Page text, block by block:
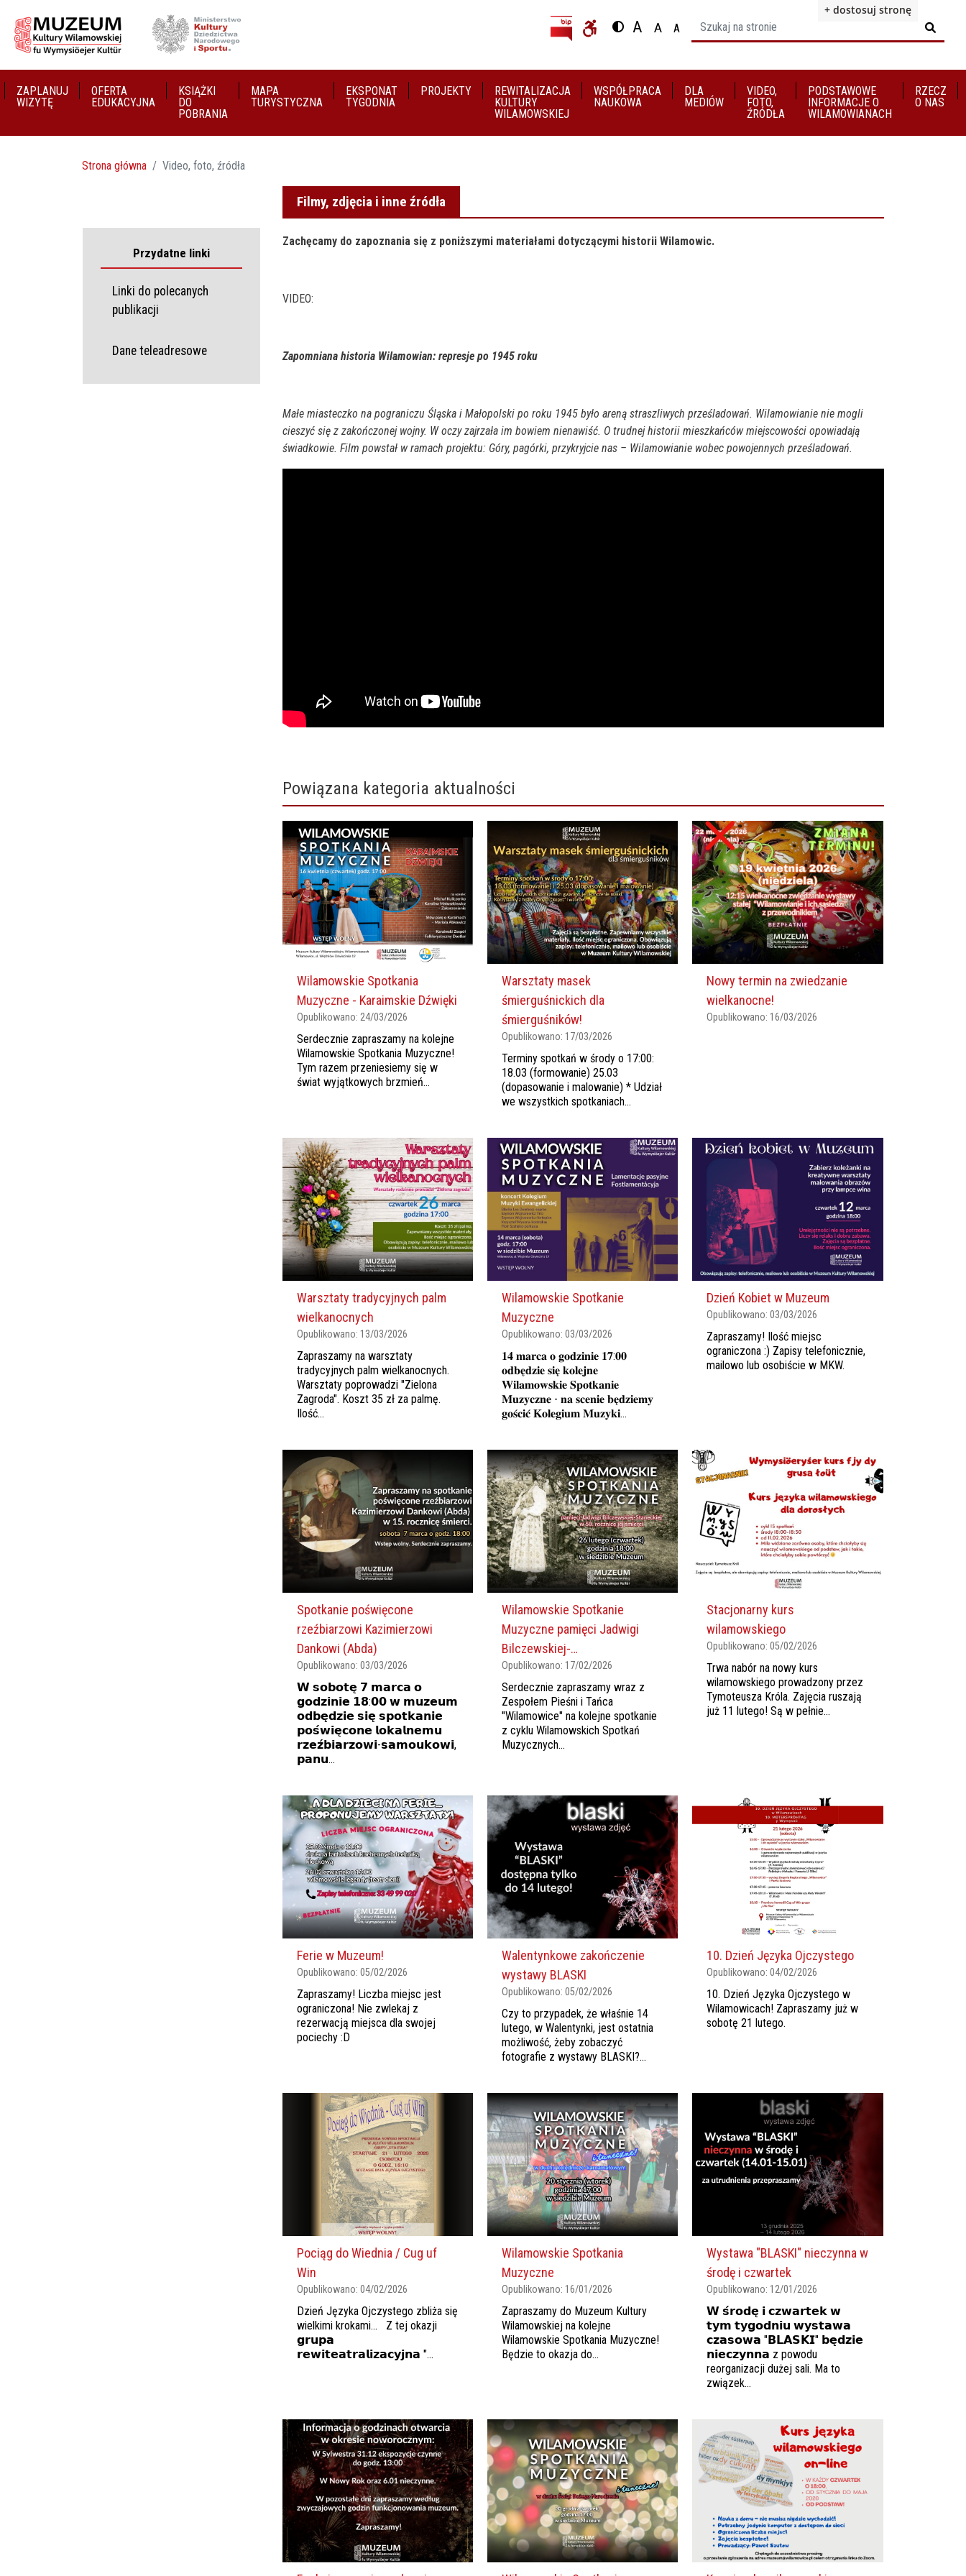
+ dostosuj stronę
Przełącz na motyw wysokiej widoczności
A
A
Ustaw rozmiar czcionki na 125%
A
Ustaw rozmiar czcionki na 100%

ZAPLANUJ
WIZYTĘ
OFERTA
EDUKACYJNA
KSIĄŻKI
DO
POBRANIA
MAPA
TURYSTYCZNA
EKSPONAT
TYGODNIA
PROJEKTY
REWITALIZACJA
KULTURY
WILAMOWSKIEJ
WSPÓŁPRACA
NAUKOWA
DLA
MEDIÓW
VIDEO,
FOTO,
ŹRÓDŁA
​​​​​​​PODSTAWOWE
INFORMACJE O
WILAMOWIANACH
RZECZ
O NAS
Strona główna Video, foto, źródła
Filmy, zdjęcia i inne źródła
Zachęcamy do zapoznania się z poniższymi materiałami dotyczącymi historii Wilamowic.
VIDEO:
Zapomniana historia Wilamowian: represje po 1945 roku
Małe miasteczko na pograniczu Śląska i Małopolski po roku 1945 było areną straszliwych prześladowań. Wilamowianie nie mogli
cieszyć się z zakończonej wojny. W oczy zajrzała im bowiem nienawiść. O trudnej historii mieszkańców miejscowości opowiadają
świadkowie. Film powstał w ramach projektu: Góry, pagórki, przykryjcie nas – Wilamowianie wobec powojennych prześladowań.
Powiązana kategoria aktualności
Wilamowskie Spotkania
Muzyczne - Karaimskie Dźwięki
Opublikowano: 24/03/2026
Serdecznie zapraszamy na kolejne
Wilamowskie Spotkania Muzyczne!
Tym razem przeniesiemy się w
świat wyjątkowych brzmień...
Warsztaty masek
śmierguśnickich dla
śmierguśników!
Opublikowano: 17/03/2026
Terminy spotkań w środy o 17:00:
18.03 (formowanie) 25.03
(dopasowanie i malowanie) * Udział
we wszystkich spotkaniach...
Nowy termin na zwiedzanie
wielkanocne!
Opublikowano: 16/03/2026
Warsztaty tradycyjnych palm
wielkanocnych
Opublikowano: 13/03/2026
Zapraszamy na warsztaty
tradycyjnych palm wielkanocnych.
Warsztaty poprowadzi "Zielona
Zagroda". Koszt 35 zł za palmę.
Ilość...
Wilamowskie Spotkanie
Muzyczne
Opublikowano:03/03/2026
𝟏𝟒 𝐦𝐚𝐫𝐜𝐚 𝐨 𝐠𝐨𝐝𝐳𝐢𝐧𝐢𝐞 𝟏𝟕:𝟎𝟎
𝐨𝐝𝐛𝐞̨𝐝𝐳𝐢𝐞 𝐬𝐢𝐞̨ 𝐤𝐨𝐥𝐞𝐣𝐧𝐞
𝐖𝐢𝐥𝐚𝐦𝐨𝐰𝐬𝐤𝐢𝐞 𝐒𝐩𝐨𝐭𝐤𝐚𝐧𝐢𝐞
𝐌𝐮𝐳𝐲𝐜𝐳𝐧𝐞 - 𝐧𝐚 𝐬𝐜𝐞𝐧𝐢𝐞 𝐛𝐞̨𝐝𝐳𝐢𝐞𝐦𝐲
𝐠𝐨𝐬́𝐜𝐢𝐜́ 𝐊𝐨𝐥𝐞𝐠𝐢𝐮𝐦 𝐌𝐮𝐳𝐲𝐤𝐢...
Dzień Kobiet w Muzeum
Opublikowano:03/03/2026
Zapraszamy! Ilość miejsc
ograniczona :) Zapisy telefonicznie,
mailowo lub osobiście w MKW.
Spotkanie poświęcone
rzeźbiarzowi Kazimierzowi
Dankowi (Abda)
Opublikowano: 03/03/2026
𝗪 𝘀𝗼𝗯𝗼𝘁𝗲̨ 𝟳 𝗺𝗮𝗿𝗰𝗮 𝗼
𝗴𝗼𝗱𝘇𝗶𝗻𝗶𝗲 𝟭𝟴:𝟬𝟬 𝘄 𝗺𝘂𝘇𝗲𝘂𝗺
𝗼𝗱𝗯𝗲̨𝗱𝘇𝗶𝗲 𝘀𝗶𝗲̨ 𝘀𝗽𝗼𝘁𝗸𝗮𝗻𝗶𝗲
𝗽𝗼𝘀́𝘄𝗶𝗲̨𝗰𝗼𝗻𝗲 𝗹𝗼𝗸𝗮𝗹𝗻𝗲𝗺𝘂
𝗿𝘇𝗲𝘇́𝗯𝗶𝗮𝗿𝘇𝗼𝘄𝗶-𝘀𝗮𝗺𝗼𝘂𝗸𝗼𝘄𝗶,
𝗽𝗮𝗻𝘂...
Wilamowskie Spotkanie
Muzyczne pamięci Jadwigi
Bilczewskiej-…
Opublikowano: 17/02/2026
Serdecznie zapraszamy wraz z
Zespołem Pieśni i Tańca
"Wilamowice" na kolejne spotkanie
z cyklu Wilamowskich Spotkań
Muzycznych...
Stacjonarny kurs
wilamowskiego
Opublikowano:05/02/2026
Trwa nabór na nowy kurs
wilamowskiego prowadzony przez
Tymoteusza Króla. Zajęcia ruszają
już 11 lutego! Są w pełnie...
Ferie w Muzeum!
Opublikowano: 05/02/2026
Zapraszamy! Liczba miejsc jest
ograniczona! Nie zwlekaj z
rezerwacją miejsca dla swojej
pociechy :D
Walentynkowe zakończenie
wystawy BLASKI
Opublikowano:05/02/2026
Czy to przypadek, że właśnie 14
lutego, w Walentynki, jest ostatnia
możliwość, żeby zobaczyć
fotografie z wystawy BLASKI?...
10. Dzień Języka Ojczystego
Opublikowano:04/02/2026
10. Dzień Języka Ojczystego w
Wilamowicach! Zapraszamy już w
sobotę 21 lutego.
Pociąg do Wiednia / Cug uf
Win
Opublikowano: 04/02/2026
Dzień Języka Ojczystego zbliża się
wielkimi krokami... Z tej okazji
𝗴𝗿𝘂𝗽𝗮
𝗿𝗲𝘄𝗶𝘁𝗲𝗮𝘁𝗿𝗮𝗹𝗶𝘇𝗮𝗰𝘆𝗷𝗻𝗮 "...
Wilamowskie Spotkania
Muzyczne
Opublikowano: 16/01/2026
Zapraszamy do Muzeum Kultury
Wilamowskiej na kolejne
Wilamowskie Spotkania Muzyczne!
Będzie to okazja do...
Wystawa "BLASKI" nieczynna w
środę i czwartek
Opublikowano: 12/01/2026
𝗪 𝘀́𝗿𝗼𝗱𝗲̨ 𝗶 𝗰𝘇𝘄𝗮𝗿𝘁𝗲𝗸 𝘄
𝘁𝘆𝗺 𝘁𝘆𝗴𝗼𝗱𝗻𝗶𝘂 𝘄𝘆𝘀𝘁𝗮𝘄𝗮
𝗰𝘇𝗮𝘀𝗼𝘄𝗮 "𝗕𝗟𝗔𝗦𝗞𝗜" 𝗯𝗲̨𝗱𝘇𝗶𝗲
𝗻𝗶𝗲𝗰𝘇𝘆𝗻𝗻𝗮 z powodu
reorganizacji dużej sali. Ma to
związek...
Przydatne linki
Linki do polecanych
publikacji
Dane teleadresowe